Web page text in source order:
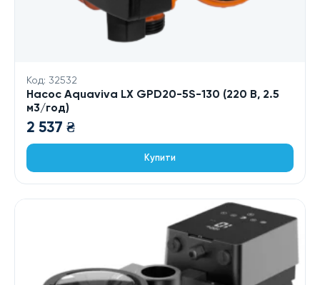
Код: 32532
Насос Aquaviva LX GPD20-5S-130 (220 В, 2.5
м3/год)
2 537 ₴
Купити